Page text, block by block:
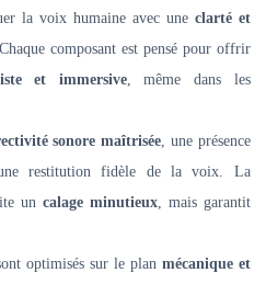
la voix humaine avec une clarté et
composant est pensé pour offrir
et immersive, même dans les
sonore maîtrisée, une présence
une restitution fidèle de la voix. La
un calage minutieux, mais garantit
optimisés sur le plan mécanique et